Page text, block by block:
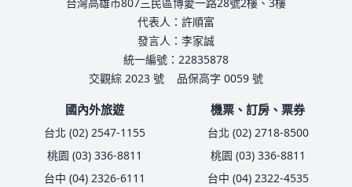
台灣高雄市807三民區博愛一路28號2樓、3樓
代表人：許順富
發言人：李家誠
統一編號：22835878
交觀綜 2023 號
品保高字 0059 號
國內外旅遊
台北 (02) 2547-1155
桃園 (03) 336-8811
台中 (04) 2326-6111
機票、訂房、票券
台北 (02) 2718-8500
桃園 (03) 336-8811
台中 (04) 2322-4535